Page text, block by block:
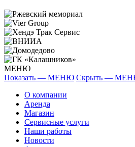
МЕНЮ
Показать — МЕНЮ Скрыть —
О компании
Аренда
Магазин
Сервисные услуги
Наши работы
Новости